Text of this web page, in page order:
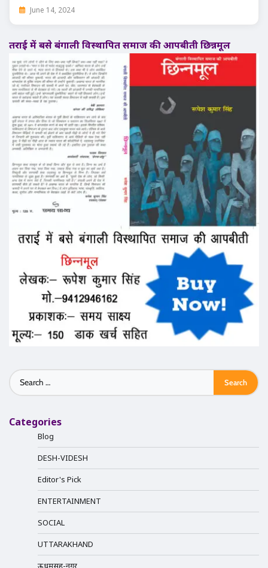
June 14, 2024
तराई में बसे बंगाली विस्थापित समाज की आपबीती छिन्नमूल
Search
for:
Categories
Blog
DESH-VIDESH
Editor's Pick
ENTERTAINMENT
SOCIAL
UTTARAKHAND